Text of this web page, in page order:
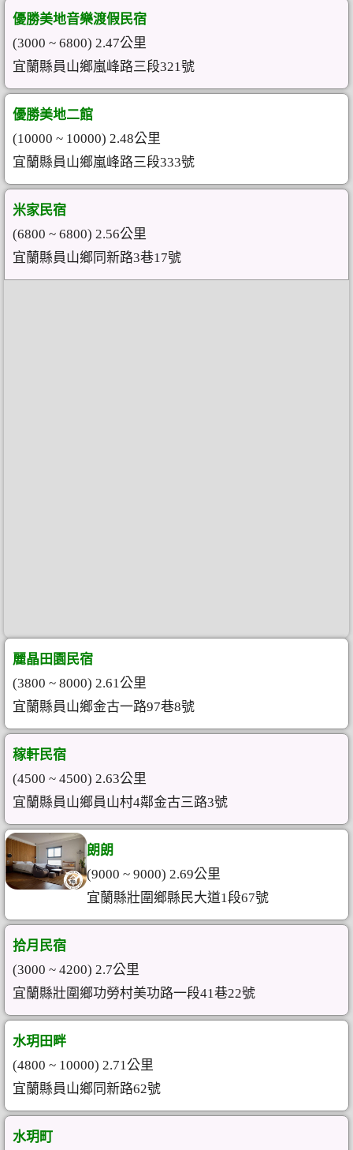
優勝美地音樂渡假民宿
(3000 ~ 6800) 2.47公里
宜蘭縣員山鄉嵐峰路三段321號
優勝美地二館
(10000 ~ 10000) 2.48公里
宜蘭縣員山鄉嵐峰路三段333號
米家民宿
(6800 ~ 6800) 2.56公里
宜蘭縣員山鄉同新路3巷17號
麗晶田園民宿
(3800 ~ 8000) 2.61公里
宜蘭縣員山鄉金古一路97巷8號
稼軒民宿
(4500 ~ 4500) 2.63公里
宜蘭縣員山鄉員山村4鄰金古三路3號
朗朗
(9000 ~ 9000) 2.69公里
宜蘭縣壯圍鄉縣民大道1段67號
拾月民宿
(3000 ~ 4200) 2.7公里
宜蘭縣壯圍鄉功勞村美功路一段41巷22號
水玥田畔
(4800 ~ 10000) 2.71公里
宜蘭縣員山鄉同新路62號
水玥町